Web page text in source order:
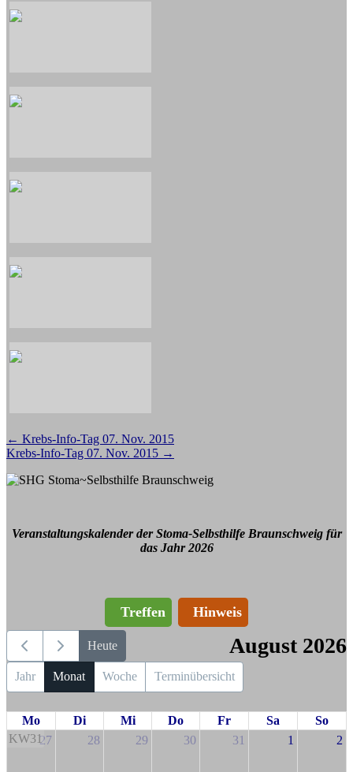
Beitragsnavigation
← Krebs-Info-Tag 07. Nov. 2015
Krebs-Info-Tag 07. Nov. 2015 →
Veranstaltungskalender der Stoma-Selbsthilfe Braunschweig für
das Jahr 2026
Treffen Hinweis
Heute August 2026
Jahr Monat Woche Terminübersicht
Mo Di Mi Do Fr Sa
So
KW3127 28 29 30 31 1 2